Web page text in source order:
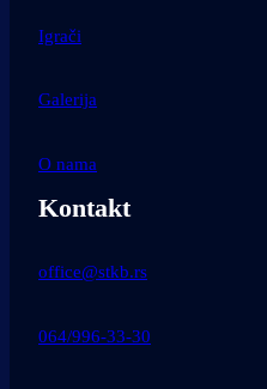
Igrači
Galerija
O nama
Kontakt
office@stkb.rs
064/996-33-30